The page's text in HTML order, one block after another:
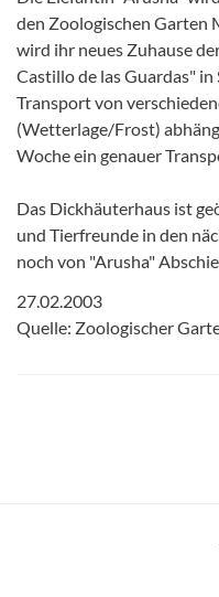
den Zoologischen Garten
wird ihr neues Zuhause
Castillo de las Guardas"
Transport von
(Wetterlage/Frost)
Woche ein genauer
Das Dickhäuterhaus ist
und Tierfreunde in den
noch von "Arusha"
27.02.2003
Quelle: Zoologischer